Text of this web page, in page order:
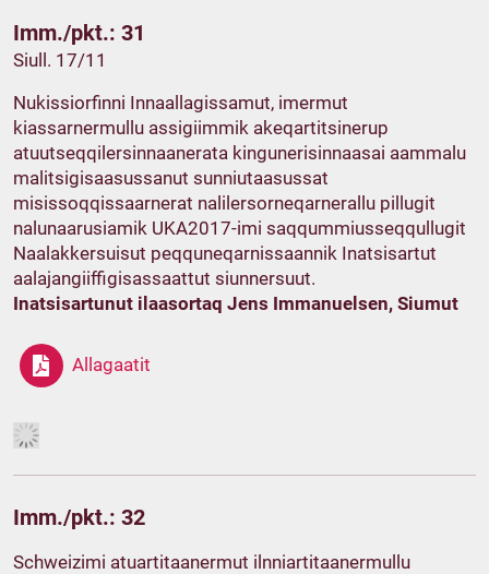
Imm./pkt.: 31
Siull. 17/11
Nukissiorfinni Innaallagissamut, imermut
kiassarnermullu assigiimmik akeqartitsinerup
atuutseqqilersinnaanerata kingunerisinnaasai aammalu
malitsigisaasussanut sunniutaasussat
misissoqqissaarnerat nalilersorneqarnerallu pillugit
nalunaarusiamik UKA2017-imi saqqummiusseqqullugit
Naalakkersuisut peqquneqarnissaannik Inatsisartut
aalajangiiffigisassaattut siunnersuut.
Inatsisartunut ilaasortaq Jens Immanuelsen, Siumut
Allagaatit
Imm./pkt.: 32
Schweizimi atuartitaanermut ilnniartitaanermullu